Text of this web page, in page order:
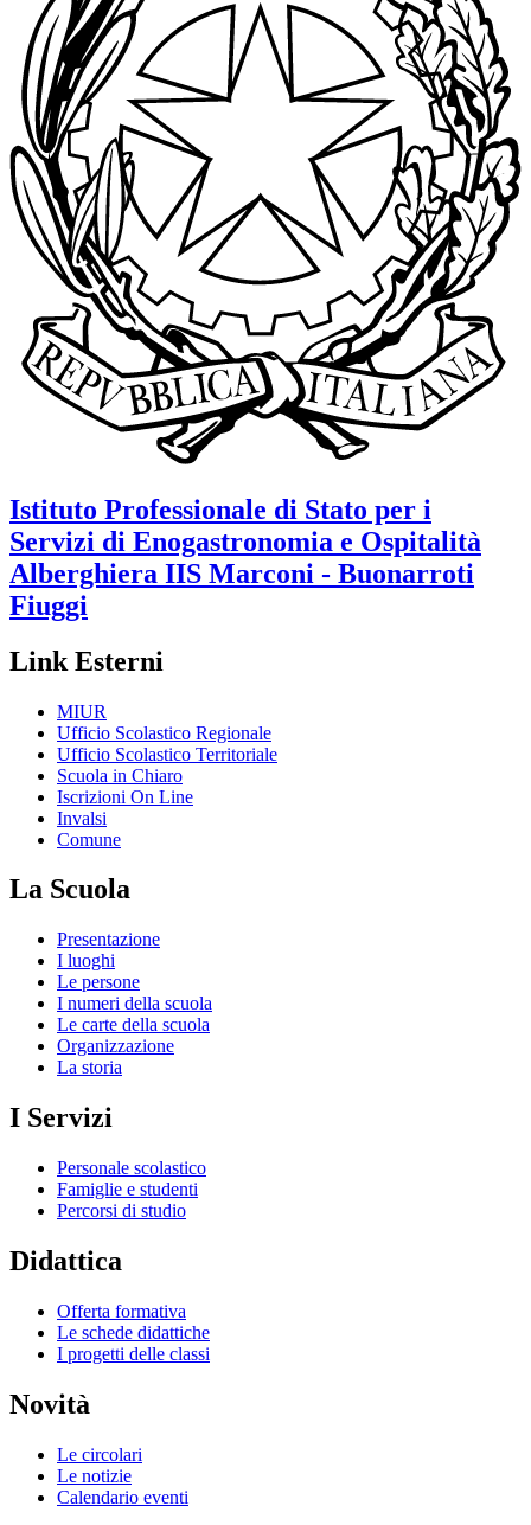
Istituto Professionale di Stato per i
Servizi di Enogastronomia e Ospitalità
Alberghiera IIS Marconi - Buonarroti
Fiuggi
Link Esterni
MIUR
Ufficio Scolastico Regionale
Ufficio Scolastico Territoriale
Scuola in Chiaro
Iscrizioni On Line
Invalsi
Comune
La Scuola
Presentazione
I luoghi
Le persone
I numeri della scuola
Le carte della scuola
Organizzazione
La storia
I Servizi
Personale scolastico
Famiglie e studenti
Percorsi di studio
Didattica
Offerta formativa
Le schede didattiche
I progetti delle classi
Novità
Le circolari
Le notizie
Calendario eventi